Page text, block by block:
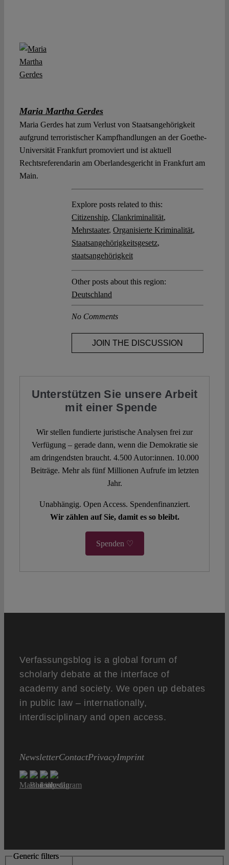
Maria Martha Gerdes
Maria Gerdes hat zum Verlust von Staatsangehörigkeit
aufgrund terroristischer Kampfhandlungen an der Goethe-
Universität Frankfurt promoviert und ist aktuell
Rechtsreferendarin am Oberlandesgericht in Frankfurt am
Main.
Explore posts related to this:
Citizenship, Clankriminalität,
Mehrstaater, Organisierte Kriminalität,
Staatsangehörigkeitsgesetz,
staatsangehörigkeit
Other posts about this region:
Deutschland
No Comments
JOIN THE DISCUSSION
Unterstützen Sie unsere Arbeit
mit einer Spende
Wir stellen fundierte juristische Analysen frei zur
Verfügung – gerade dann, wenn die Demokratie sie
am dringendsten braucht. 4.500 Autor:innen. 10.000
Beiträge. Mehr als fünf Millionen Aufrufe im letzten
Jahr.
Unabhängig. Open Access. Spendenfinanziert.
Wir zählen auf Sie, damit es so bleibt.
Spenden ♡
Verfassungsblog is a global forum of
scholarly debate at the interface of
academy and society. We open up debates
in public law – internationally,
interdisciplinary and open access.
NewsletterContactPrivacyImprint
Generic filters
Generic filters